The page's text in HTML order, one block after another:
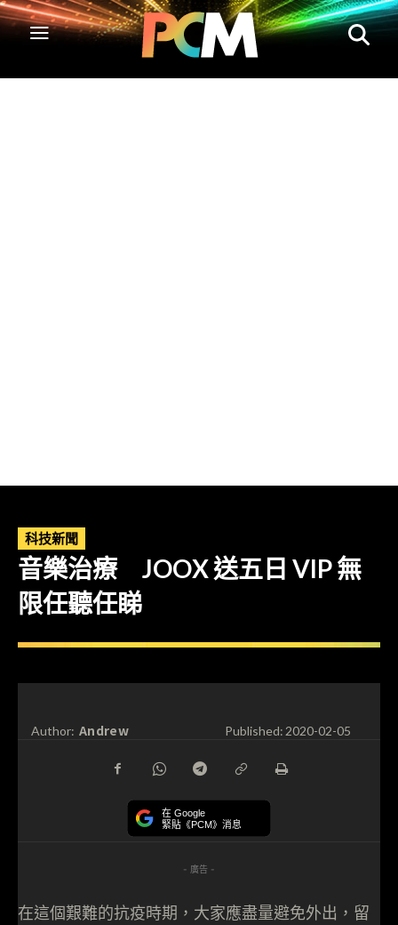
科技新聞
音樂治療 JOOX 送五日 VIP 無
限任聽任睇
Author: Andrew Published:2020-02-05
在 Google
緊貼《PCM》消息
- 廣告 -
在這個艱難的抗疫時期，大家應盡量避免外出，留